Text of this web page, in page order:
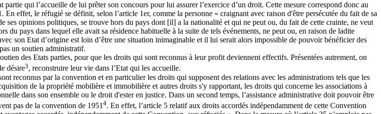
qui l’accueille de lui prêter son concours pour lui assurer l’exercice d’un droit. Cette mesure correspond donc au
effet, le réfugié se définit, selon l’article 1er, comme la personne « craignant avec raison d'être persécutée du fait de sa
ses opinions politiques, se trouve hors du pays dont [il] a la nationalité et qui ne peut ou, du fait de cette crainte, ne veut
pays dans lequel elle avait sa résidence habituelle à la suite de tels événements, ne peut ou, en raison de ladite
son Etat d’origine est loin d’être une situation inimaginable et il lui serait alors impossible de pouvoir bénéficier des
un soutien administratif.
des Etats parties, pour que les droits qui sont reconnus à leur profit deviennent effectifs. Présentées autrement, on
désire3, reconstruire leur vie dans l’Etat qui les accueille.
reconnus par la convention et en particulier les droits qui supposent des relations avec les administrations tels que les
de la propriété mobilière et immobilière et autres droits s'y rapportant, les droits qui concerne les associations à
dans son ensemble ou le droit d'ester en justice. Dans un second temps, l’assistance administrative doit pouvoir être
pas de la convention de 1951 4. En effet, l’article 5 relatif aux droits accordés indépendamment de cette Convention